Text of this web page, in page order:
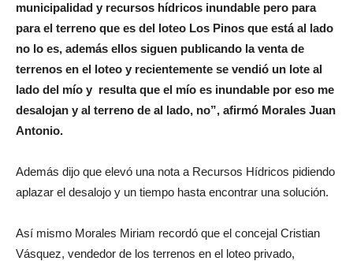
municipalidad y recursos hídricos inundable pero para
para el terreno que es del loteo Los Pinos que está al lado
no lo es, además ellos siguen publicando la venta de
terrenos en el loteo y recientemente se vendió un lote al
lado del mío y resulta que el mío es inundable por eso me
desalojan y al terreno de al lado, no”, afirmó Morales Juan
Antonio.
Además dijo que elevó una nota a Recursos Hídricos pidiendo
aplazar el desalojo y un tiempo hasta encontrar una solución.
Así mismo Morales Miriam recordó que el concejal Cristian
Vásquez, vendedor de los terrenos en el loteo privado,